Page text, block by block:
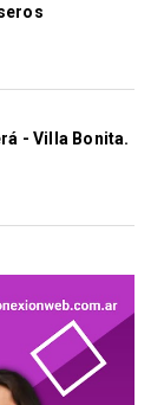
- Villa Bonita.